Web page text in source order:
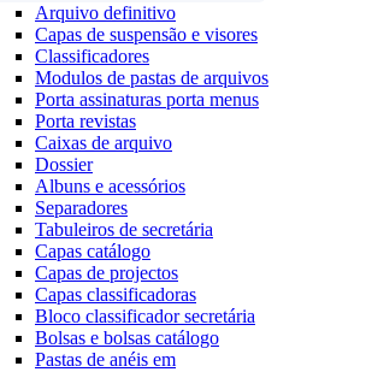
Arquivo definitivo
Capas de suspensão e visores
Classificadores
Modulos de pastas de arquivos
Porta assinaturas porta menus
Porta revistas
Caixas de arquivo
Dossier
Albuns e acessórios
Separadores
Tabuleiros de secretária
Capas catálogo
Capas de projectos
Capas classificadoras
Bloco classificador secretária
Bolsas e bolsas catálogo
Pastas de anéis em